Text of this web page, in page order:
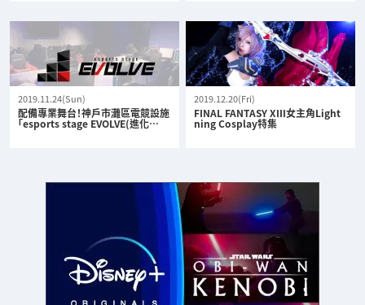
2019.11.24(Sun)
配備專業舞台！神戶市灘區電競設施
「esports stage EVOLVE(進化…
2019.12.20(Fri)
FINAL FANTASY XIII女主角Light
ning Cosplay特集